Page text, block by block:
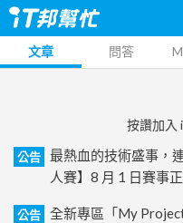
文章 問答
按讚加入
公告
最熱血的技術盛事，
人賽】8 月 1 日賽事
公告
全新專區「My